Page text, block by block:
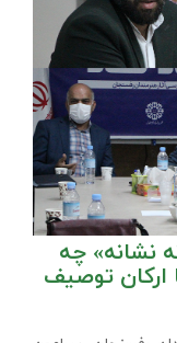
نشانه» چه
ارکان توصیف